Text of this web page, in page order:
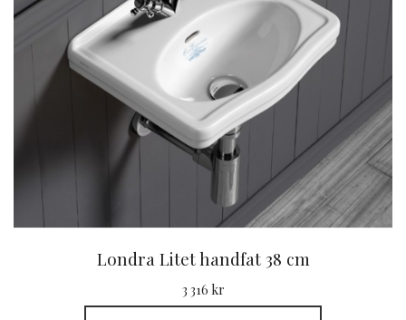
Londra Litet handfat 38 cm
3 316 kr